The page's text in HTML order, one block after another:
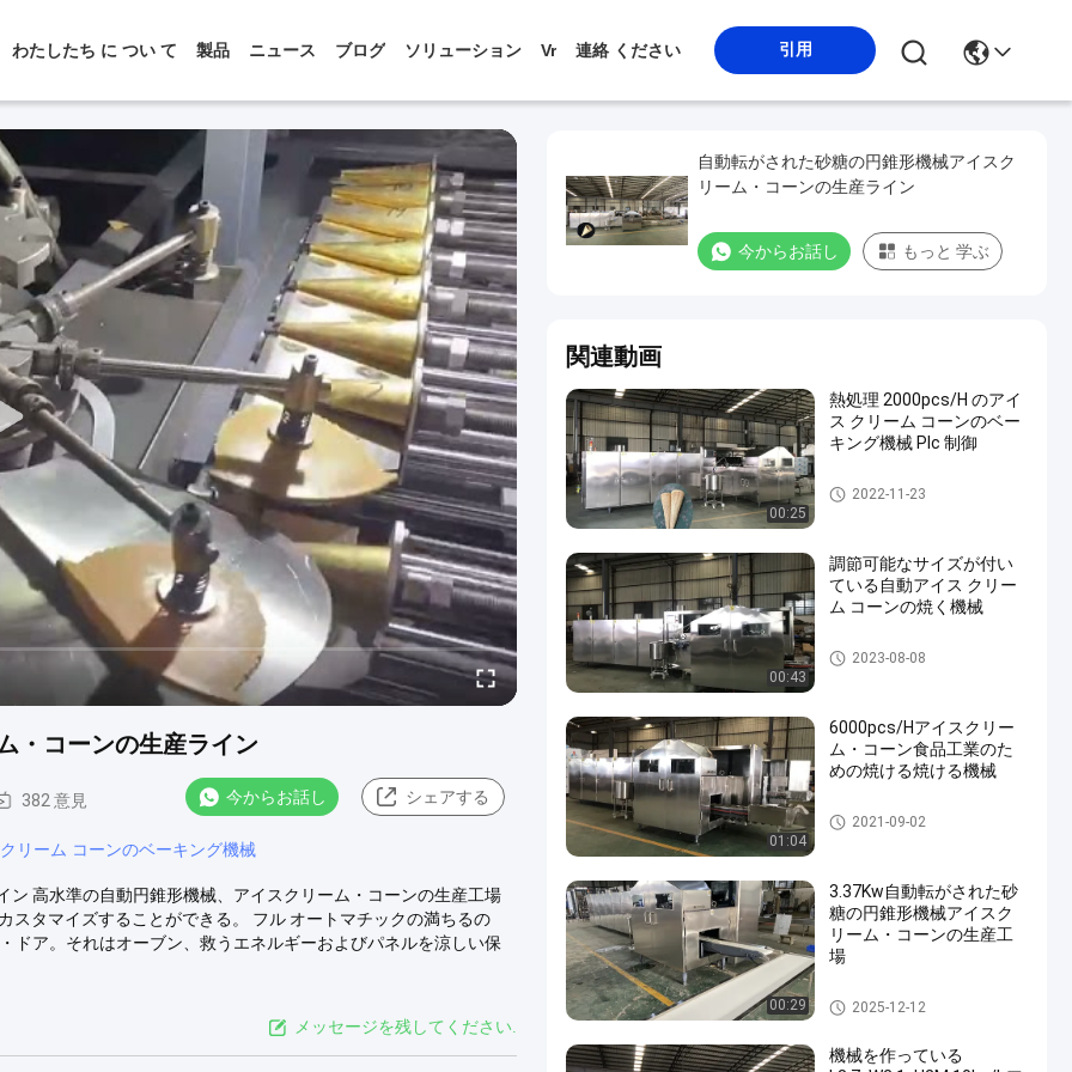
わたしたち に つい て 製品 ニュース ブログ ソリューション Vr 連絡 ください 引用
・コーンの生産ライン
382 意見 今からお話し シェアする
リーム コーンのベーキング機械
高水準の自動円錐形機械、アイスクリーム・コーンの生産工場
スタマイズすることができる。 フル オートマチックの満ちるの
ドア。それはオーブン、救うエネルギーおよびパネルを涼しい保
メッセージを残してください.
自動転がされた砂糖の円錐形機械アイスク
リーム・コーンの生産ライン
今からお話し もっと 学ぶ
関連動画
00:25
熱処理 2000pcs/H のアイ
ス クリーム コーンのベー
キング機械 Plc 制御
アイス クリーム コーンのベー
キング機械
2022-11-23
00:43
調節可能なサイズが付い
ている自動アイス クリー
ム コーンの焼く機械
アイス クリーム コーンのベー
キング機械
2023-08-08
01:04
6000pcs/Hアイスクリー
ム・コーン食品工業のた
めの焼ける焼ける機械
アイス クリーム コーンのベー
キング機械
2021-09-02
00:29
3.37Kw自動転がされた砂
糖の円錐形機械アイスク
リーム・コーンの生産工
場
アイス クリーム コーンのベー
キング機械
2025-12-12
機械を作っている